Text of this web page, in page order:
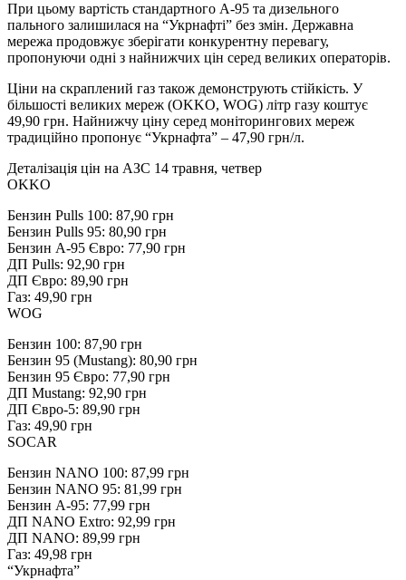
При цьому вартість стандартного А-95 та дизельного
пального залишилася на “Укрнафті” без змін. Державна
мережа продовжує зберігати конкурентну перевагу,
пропонуючи одні з найнижчих цін серед великих операторів.
Ціни на скраплений газ також демонструють стійкість. У
більшості великих мереж (OKKO, WOG) літр газу коштує
49,90 грн. Найнижчу ціну серед моніторингових мереж
традиційно пропонує “Укрнафта” – 47,90 грн/л.
Деталізація цін на АЗС 14 травня, четвер
OKKO
Бензин Pulls 100: 87,90 грн
Бензин Pulls 95: 80,90 грн
Бензин А-95 Євро: 77,90 грн
ДП Pulls: 92,90 грн
ДП Євро: 89,90 грн
Газ: 49,90 грн
WOG
Бензин 100: 87,90 грн
Бензин 95 (Mustang): 80,90 грн
Бензин 95 Євро: 77,90 грн
ДП Mustang: 92,90 грн
ДП Євро-5: 89,90 грн
Газ: 49,90 грн
SOCAR
Бензин NANO 100: 87,99 грн
Бензин NANO 95: 81,99 грн
Бензин А-95: 77,99 грн
ДП NANO Extro: 92,99 грн
ДП NANO: 89,99 грн
Газ: 49,98 грн
“Укрнафта”